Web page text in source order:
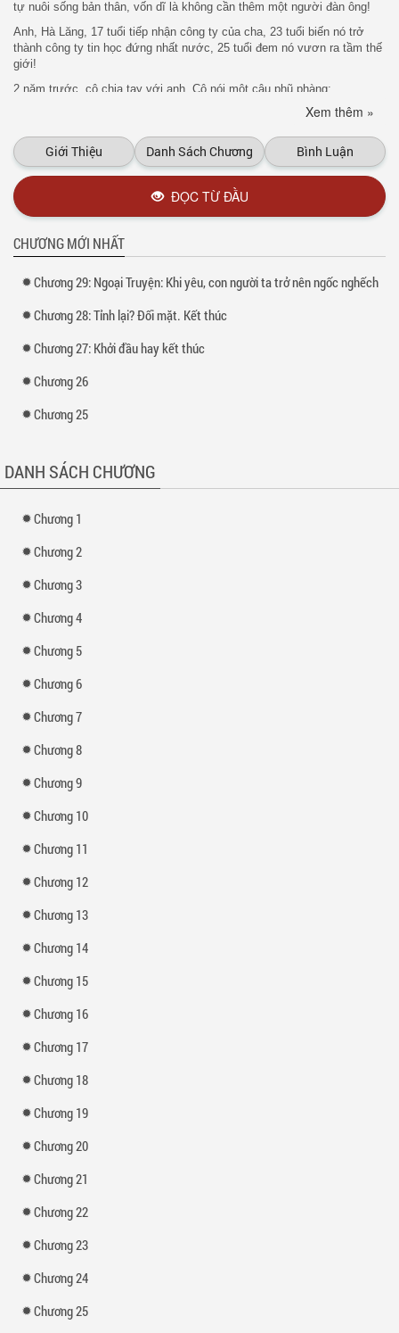
tự nuôi sống bản thân, vốn dĩ là không cần thêm một người đàn ông!
Anh, Hà Lăng, 17 tuổi tiếp nhận công ty của cha, 23 tuổi biến nó trở
thành công ty tin học đứng nhất nước, 25 tuổi đem nó vươn ra tầm thế
giới!
2 năm trước, cô chia tay với anh. Cô nói một câu phũ phàng:
“Tôi đây vốn dĩ là không cần một người đàn ông! Hẹn hò với anh nhất
Kể từ lúc đó, anh luôn quyết tâm muốn đoạt lại cô, muốn bắt cô nếm
mùi đau khổ khi dám nói lời chia tay với anh!
2 năm sau, anh ngồi trước bàn đàm phán với cô. Cô sợ hãi, cô không
ngờ rằng người đàn ông mà cô quen trước đây lại chính là chủ tịch
Xem thêm tại : Kho truyện
Xem thêm »
Giới Thiệu Danh Sách Chương Bình Luận
ĐỌC TỪ ĐẦU
CHƯƠNG MỚI NHẤT
Chương 29: Ngoại Truyện: Khi yêu, con người ta trở nên ngốc nghếch
Chương 28: Tỉnh lại? Đối mặt. Kết thúc
Chương 27: Khởi đầu hay kết thúc
Chương 26
Chương 25
DANH SÁCH CHƯƠNG
Chương 1
Chương 2
Chương 3
Chương 4
Chương 5
Chương 6
Chương 7
Chương 8
Chương 9
Chương 10
Chương 11
Chương 12
Chương 13
Chương 14
Chương 15
Chương 16
Chương 17
Chương 18
Chương 19
Chương 20
Chương 21
Chương 22
Chương 23
Chương 24
Chương 25